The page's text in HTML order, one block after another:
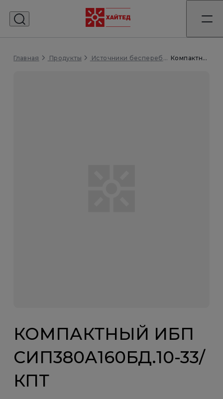
Главная Продукты Источники бесперебойного питания Компактный ИБП СИП380А160БД.10-33/КПТ
КОМПАКТНЫЙ ИБП
СИП380А160БД.10-33/
КПТ